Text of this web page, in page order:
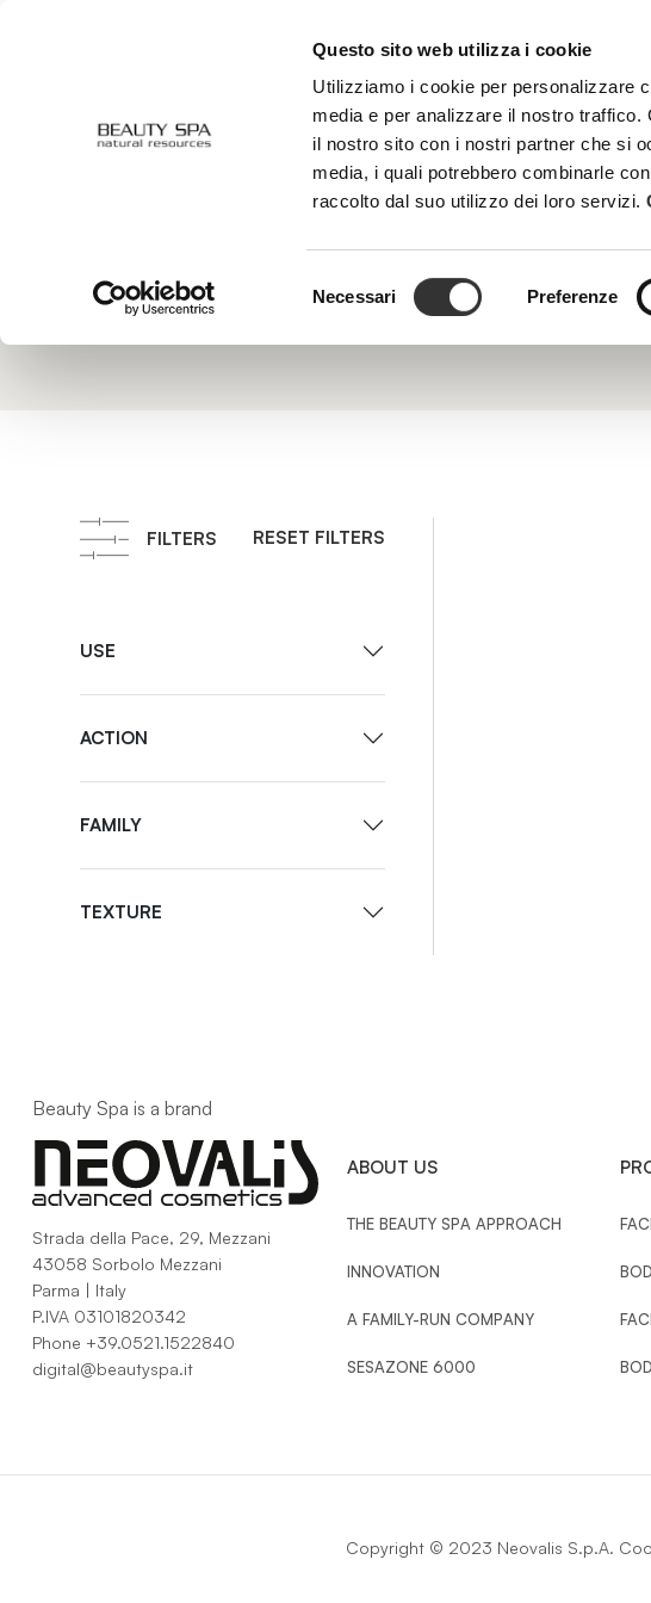
Questo sito web utilizza i cookie
Utilizziamo i cookie per personalizzare
media e per analizzare il nostro
il nostro sito con i nostri partner che si
media, i quali potrebbero combinarle
raccolto dal suo utilizzo dei loro servizi.
del
Necessari Preferenze
Chaga Mushroom
Rich in polyphenols
stress responsible
over time.
FILTERS RESET FILTERS
USE
ACTION
FAMILY
TEXTURE
Beauty Spa is a brand
Strada della Pace, 29, Mezzani
43058 Sorbolo Mezzani
Parma | Italy
P.IVA 03101820342
Phone +39.0521.1522840
digital@beautyspa.it
ABOUT US
THE BEAUTY SPA APPROACH
INNOVATION
A FAMILY-RUN COMPANY
SESAZONE 6000
Copyright © 2023 Neovalis S.p.A.